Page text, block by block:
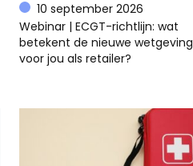
10 september 2026
Webinar | ECGT-richtlijn: wat
betekent de nieuwe wetgeving
voor jou als retailer?